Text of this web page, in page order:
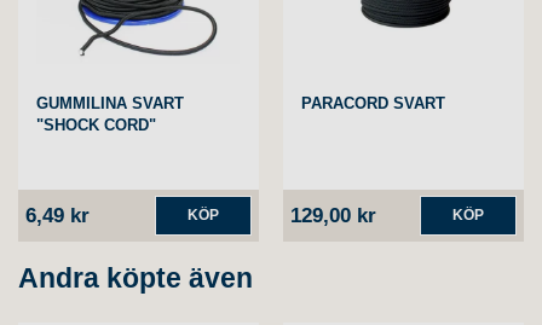
GUMMILINA SVART
"SHOCK CORD"
6,49 kr KÖP
PARACORD SVART
129,00 kr KÖP
Andra köpte även